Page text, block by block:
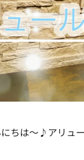
にちは～♪アリュ